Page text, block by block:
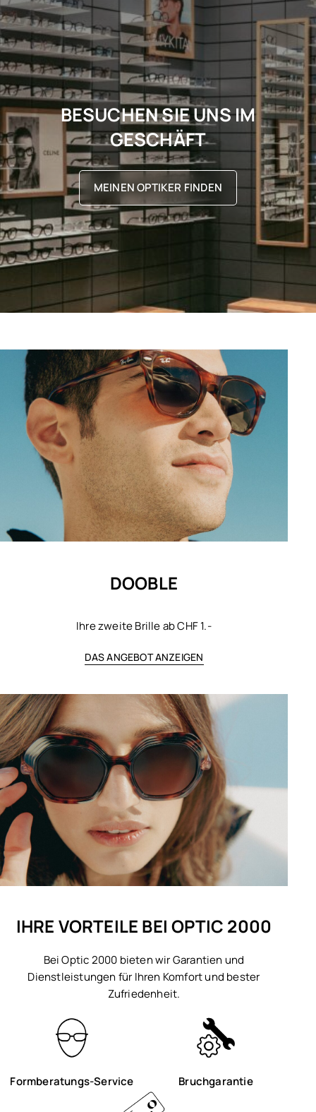
BESUCHEN SIE UNS IM
GESCHÄFT
MEINEN OPTIKER FINDEN
DOOBLE
Ihre zweite Brille ab CHF 1.-
DAS ANGEBOT ANZEIGEN
IHRE VORTEILE BEI OPTIC 2000
Bei Optic 2000 bieten wir Garantien und
Dienstleistungen für Ihren Komfort und bester
Zufriedenheit.
Formberatungs-Service Bruchgarantie